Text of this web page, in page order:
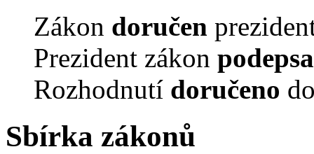
Zákon doručen
Prezident zákon
Rozhodnutí doručeno
Sbírka zákonů